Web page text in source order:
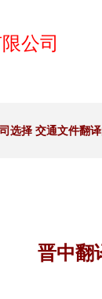
公司
选择 交通文件翻
晋中翻